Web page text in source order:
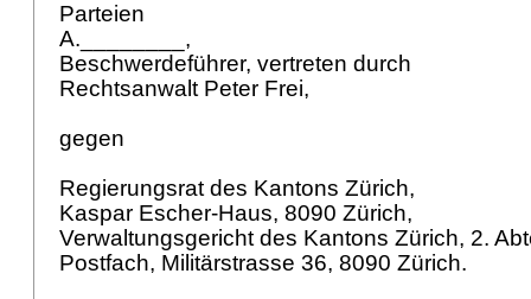
Parteien
A.________,
Beschwerdeführer, vertreten durch
Rechtsanwalt Peter Frei,
gegen
Regierungsrat des Kantons Zürich,
Kaspar Escher-Haus, 8090 Zürich,
Verwaltungsgericht des Kantons Zürich, 2.
Postfach, Militärstrasse 36, 8090 Zürich.